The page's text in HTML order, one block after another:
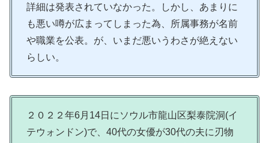
詳細は発表されていなかった。しかし、あまりに
も悪い噂が広まってしまった為、所属事務が名前
や職業を公表。が、いまだ悪いうわさが絶えない
らしい。
２０２２年6月14日にソウル市龍山区梨泰院洞(イ
テウォンドン)で、40代の女優が30代の夫に刃物